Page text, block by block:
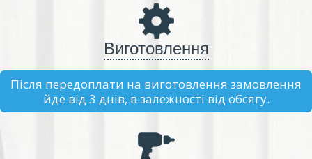
Виготовлення
Після передоплати на виготовлення замовлення
йде від 3 днів, в залежності від обсягу.